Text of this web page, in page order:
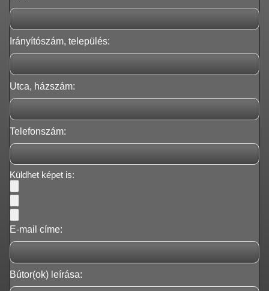
Irányítószám, település:
Utca, házszám:
Telefonszám:
Küldhet képet is:
E-mail címe:
Bútor(ok) leírása: